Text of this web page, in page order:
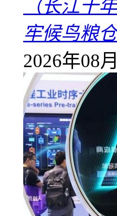
（长江十
牢候鸟粮仓
2026年08